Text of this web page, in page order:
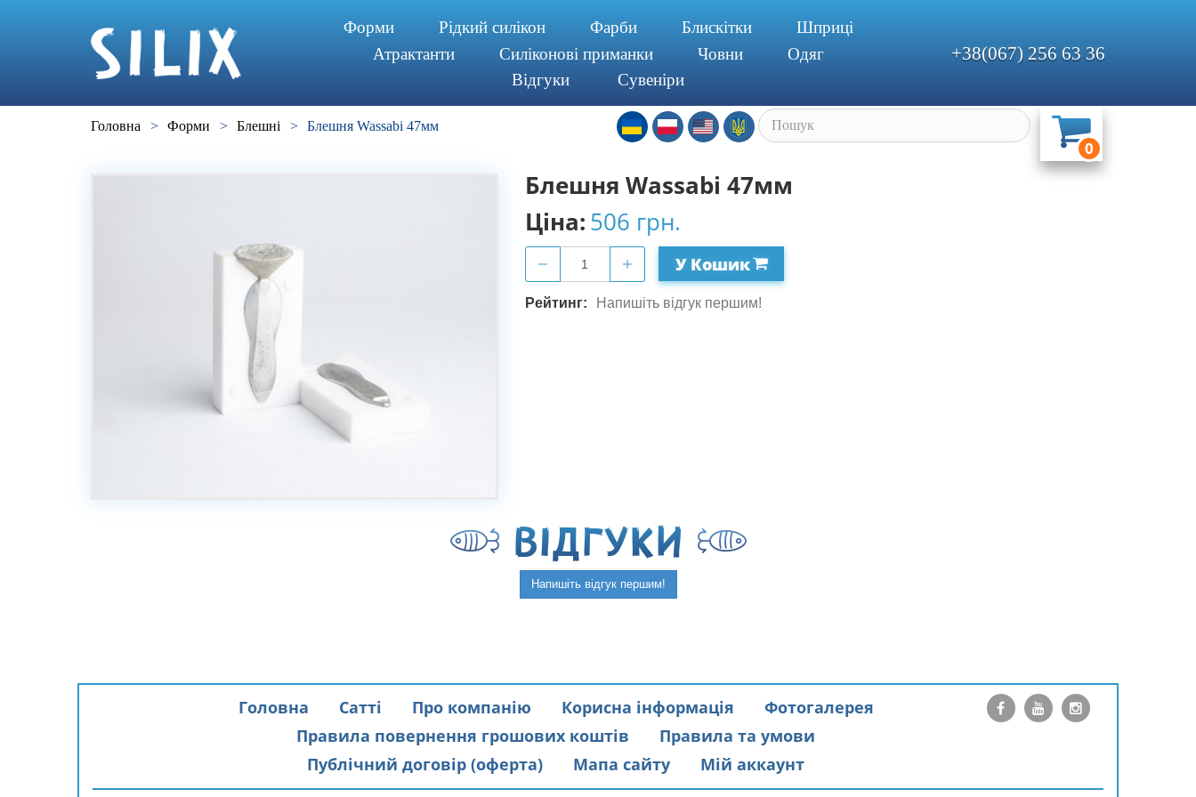
0
Форми Piдкий силiкон Фарби Блискітки
Шприцi
Атрактанти
Силiконовi приманки Човни
Одяг
Відгуки
Сувенiри
+38(067) 256 63 36
Головна > Форми > Блешні > Блешня Wassabi 47мм
Блешня Wassabi 47мм
Ціна:506 грн.
У Кошик
Рейтинг: Напишіть відгук першим!
ВIДГУКИ
Напишіть відгук першим!
Головна Сатті Про компанію Корисна інформація
Фотогалерея
Правила повернення грошових коштів
Правила та умови
Публічний договір (оферта)
Мапа сайту
Мій аккаунт